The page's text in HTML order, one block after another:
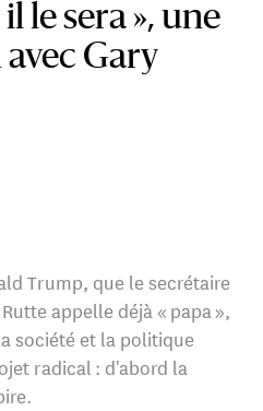
le sera », une
Gary
Trump, que le secrétaire
appelle déjà « papa »,
société et la politique
radical : d'abord la